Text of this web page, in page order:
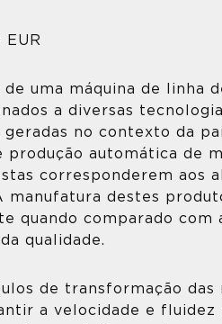
EUR
uma máquina de linha
a diversas
no contexto da
automática de
corresponderem aos
manufatura destes
quando comparado com
qualidade.
de transformação das
a velocidade e fluidez